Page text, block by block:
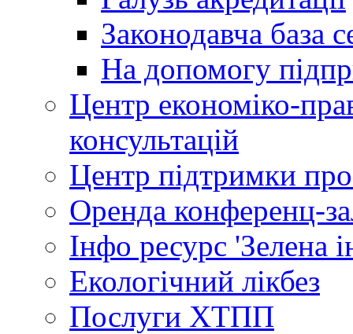
Законодавча база
На допомогу
Центр економіко-
консультацій
Центр підтримки
Оренда конференц-
Інфо ресурс 'Зелена
Екологічний лікбез
Послуги ХТПП